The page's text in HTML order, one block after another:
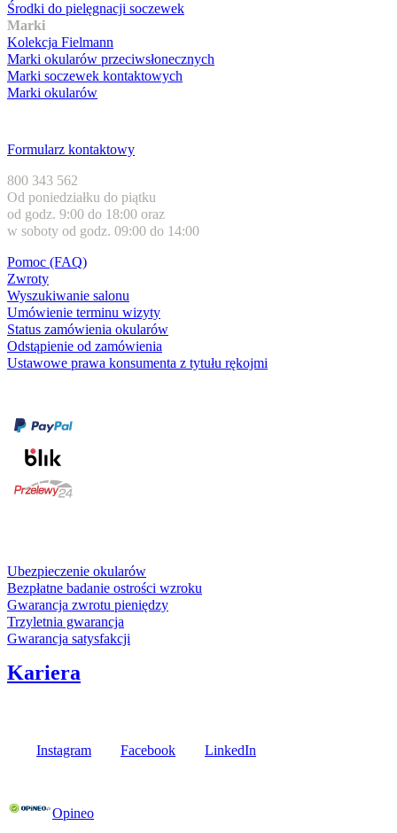
Środki do pielęgnacji soczewek
Marki
Kolekcja Fielmann
Marki okularów przeciwsłonecznych
Marki soczewek kontaktowych
Marki okularów
Formularz kontaktowy
800 343 562
Od poniedziałku do piątku
od godz. 9:00 do 18:00 oraz
w soboty od godz. 09:00 do 14:00
Pomoc (FAQ)
Zwroty
Wyszukiwanie salonu
Umówienie terminu wizyty
Status zamówienia okularów
Odstąpienie od zamówienia
Ustawowe prawa konsumenta z tytułu rękojmi
Ubezpieczenie okularów
Bezpłatne badanie ostrości wzroku
Gwarancja zwrotu pieniędzy
Trzyletnia gwarancja
Gwarancja satysfakcji
Kariera
Instagram Facebook LinkedIn
Opineo